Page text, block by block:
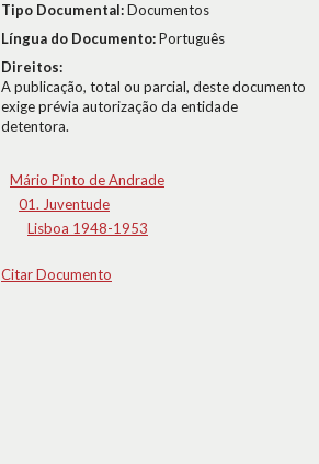
Tipo Documental:Documentos
Língua do Documento:Português
Direitos:
A publicação, total ou parcial, deste documento
exige prévia autorização da entidade
detentora.
Mário Pinto de Andrade
01. Juventude
Lisboa 1948-1953
Citar Documento